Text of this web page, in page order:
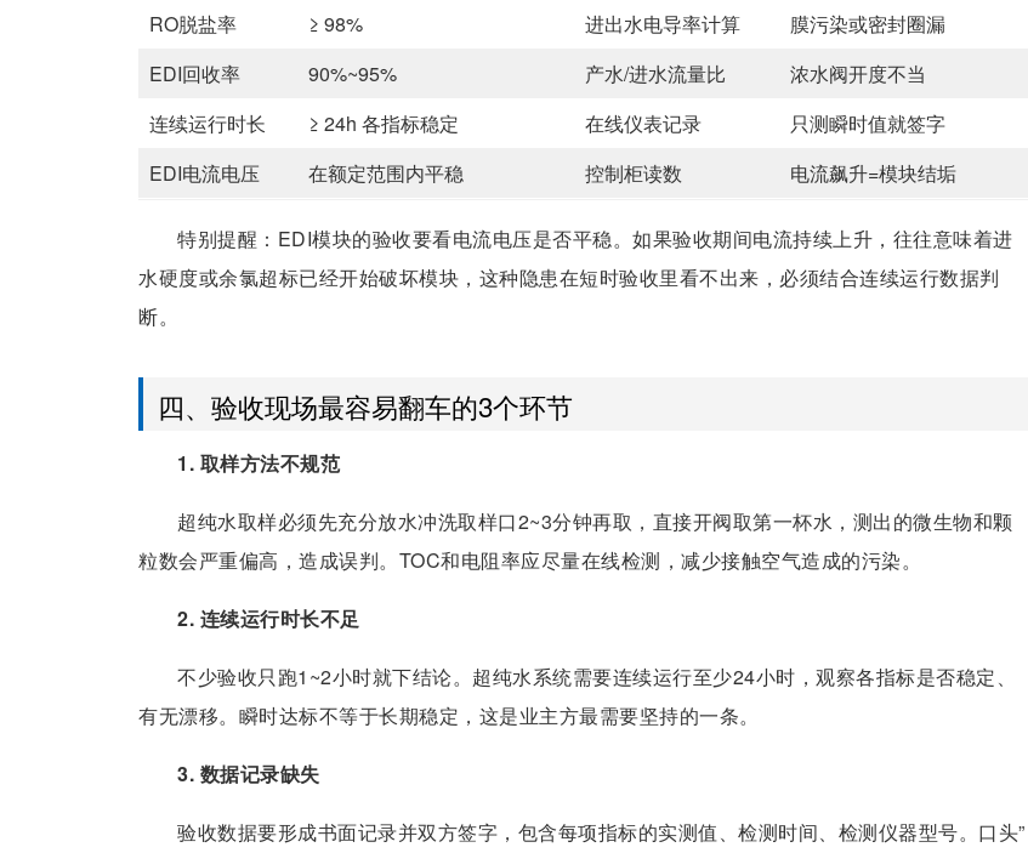
RO脱盐率
≥ 98% 进出水电导率计算
膜污染或密封圈漏
EDI回收率
90%~95% 产水/进水流量比
浓水阀开度不当
连续运行时长
≥ 24h 各指标稳定 在线仪表记录
只测瞬时值就签字
EDI电流电压
在额定范围内平稳 控制柜读数 电流飙升=模块结垢
特别提醒：EDI模块的验收要看电流电压是否平稳。如果验收期间电流持续上升，往往意味着进
水硬度或余氯超标已经开始破坏模块，这种隐患在短时验收里看不出来，必须结合连续运行数据判
断。
四、验收现场最容易翻车的3个环节
1. 取样方法不规范
超纯水取样必须先充分放水冲洗取样口2~3分钟再取，直接开阀取第一杯水，测出的微生物和颗
粒数会严重偏高，造成误判。TOC和电阻率应尽量在线检测，减少接触空气造成的污染。
2. 连续运行时长不足
不少验收只跑1~2小时就下结论。超纯水系统需要连续运行至少24小时，观察各指标是否稳定、
有无漂移。瞬时达标不等于长期稳定，这是业主方最需要坚持的一条。
3. 数据记录缺失
验收数据要形成书面记录并双方签字，包含每项指标的实测值、检测时间、检测仪器型号。口头”